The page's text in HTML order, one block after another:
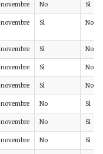
novembre No Sì
novembre Sì No
novembre Sì No
novembre Sì No
novembre Sì No
novembre No Sì
novembre No Sì
novembre No Sì